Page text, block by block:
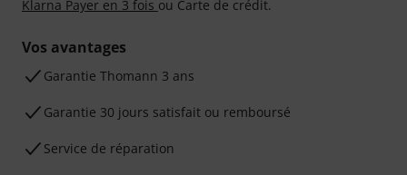
Klarna Payer en 3 fois ou Carte de crédit.
Vos avantages
Ga­ran­tie Thomann 3 ans
Garantie 30 jours satisfait ou remboursé
Service de réparation